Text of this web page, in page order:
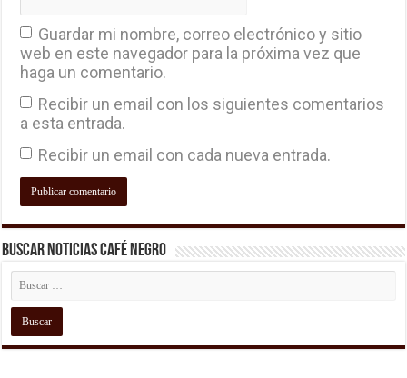
Guardar mi nombre, correo electrónico y sitio
web en este navegador para la próxima vez que
haga un comentario.
Recibir un email con los siguientes comentarios
a esta entrada.
Recibir un email con cada nueva entrada.
Buscar Noticias Café Negro